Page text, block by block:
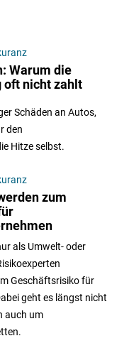
Warum die
oft nicht zahlt
Schäden an Autos,
den
Hitze selbst.
zum
als Umwelt- oder
Geschäftsrisiko für
geht es längst nicht
auch um